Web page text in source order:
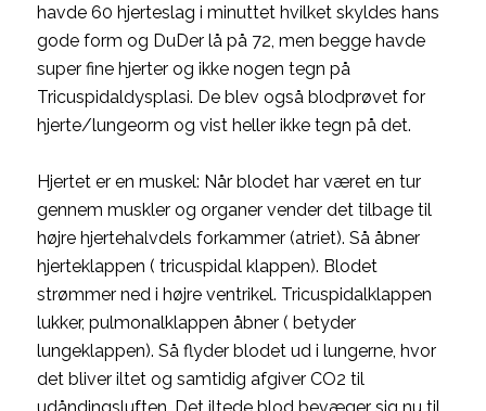
havde 60 hjerteslag i minuttet hvilket skyldes hans
gode form og DuDer lå på 72, men begge havde
super fine hjerter og ikke nogen tegn på
Tricuspidaldysplasi. De blev også blodprøvet for
hjerte/lungeorm og vist heller ikke tegn på det.
Hjertet er en muskel: Når blodet har været en tur
gennem muskler og organer vender det tilbage til
højre hjertehalvdels forkammer (atriet). Så åbner
hjerteklappen ( tricuspidal klappen). Blodet
strømmer ned i højre ventrikel. Tricuspidalklappen
lukker, pulmonalklappen åbner ( betyder
lungeklappen). Så flyder blodet ud i lungerne, hvor
det bliver iltet og samtidig afgiver CO2 til
udåndingsluften. Det iltede blod bevæger sig nu til